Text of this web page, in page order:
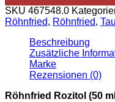
50
ml
SKU 467548.0
Röhnfried, Röhnfried,
Beschreibung
Zusätzliche
Marke
Rezensionen (0)
Röhnfried Rozitol (50